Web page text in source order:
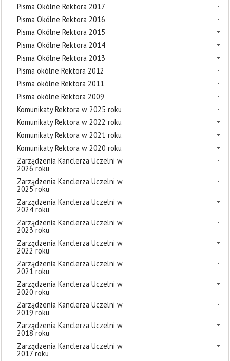
Pisma Okólne Rektora 2017
Pisma Okólne Rektora 2016
Pisma Okólne Rektora 2015
Pisma Okólne Rektora 2014
Pisma Okólne Rektora 2013
Pisma okólne Rektora 2012
Pisma okólne Rektora 2011
Pisma okólne Rektora 2009
Komunikaty Rektora w 2025 roku
Komunikaty Rektora w 2022 roku
Komunikaty Rektora w 2021 roku
Komunikaty Rektora w 2020 roku
Zarządzenia Kanclerza Uczelni w
2026 roku
Zarządzenia Kanclerza Uczelni w
2025 roku
Zarządzenia Kanclerza Uczelni w
2024 roku
Zarządzenia Kanclerza Uczelni w
2023 roku
Zarządzenia Kanclerza Uczelni w
2022 roku
Zarządzenia Kanclerza Uczelni w
2021 roku
Zarządzenia Kanclerza Uczelni w
2020 roku
Zarządzenia Kanclerza Uczelni w
2019 roku
Zarządzenia Kanclerza Uczelni w
2018 roku
Zarządzenia Kanclerza Uczelni w
2017 roku